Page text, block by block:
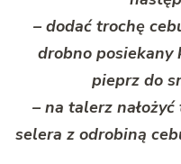
– dodać trochę
drobno posiekany
pieprz do
– na talerz
selera z odrobiną